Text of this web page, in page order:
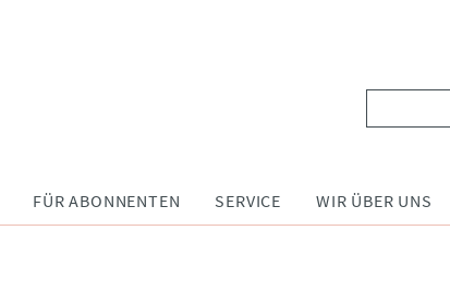
FÜR ABONNENTEN SERVICE WIR ÜBER UNS